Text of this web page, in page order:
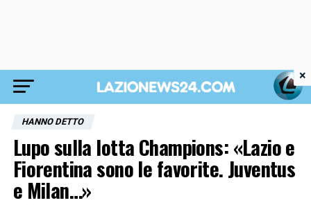
HANNO DETTO
Lupo sulla lotta Champions: «Lazio e
Fiorentina sono le favorite. Juventus
e Milan…»
×